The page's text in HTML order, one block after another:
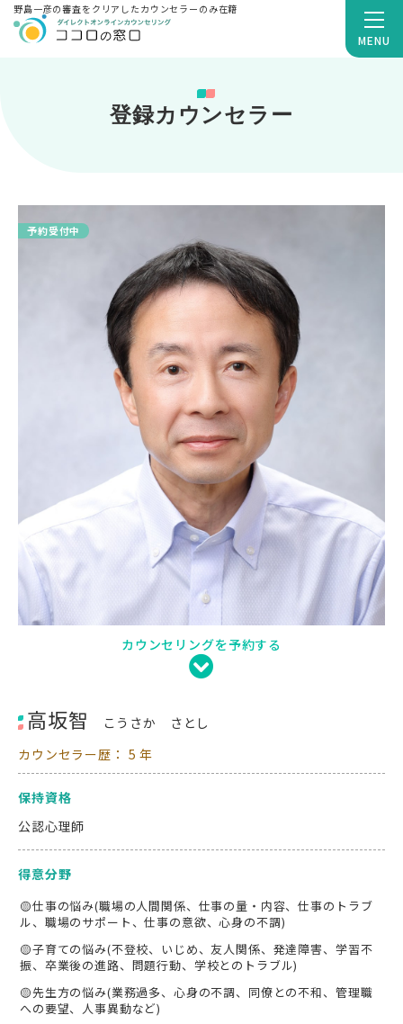
MENU
野島一彦の審査をクリアしたカウンセラーのみ在籍
登録カウンセラー
予約受付中
カウンセリングを予約する
高坂智
こうさか さとし
カウンセラー歴： 5 年
保持資格
公認心理師
得意分野
🟡仕事の悩み(職場の人間関係、仕事の量・内容、仕事のトラブ
ル、職場のサポート、仕事の意欲、心身の不調)
🟡子育ての悩み(不登校、いじめ、友人関係、発達障害、学習不
振、卒業後の進路、問題行動、学校とのトラブル)
🟡先生方の悩み(業務過多、心身の不調、同僚との不和、管理職
への要望、人事異動など)